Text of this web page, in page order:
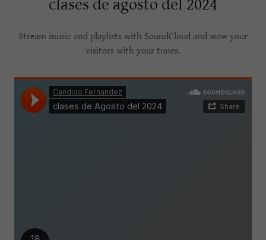
clases de agosto del 2024
Stream music and playlists with SoundCloud and wow your
visitors with your tunes.